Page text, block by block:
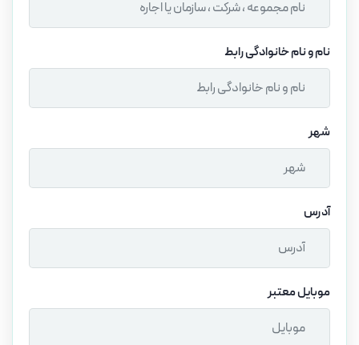
نام و نام خانوادگی رابط
شهر
آدرس
موبایل معتبر